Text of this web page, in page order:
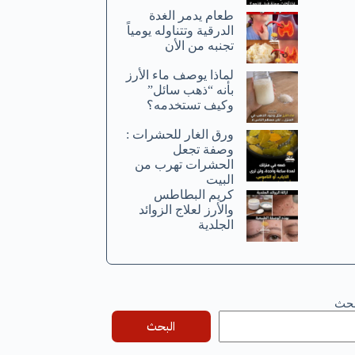
طعام يدمر الغدة
الدرقية وتتناوله يومياً
تجنبه من الأن
لماذا يوصف ماء الأرز
بأنه “ذهب سائل”
وكيف تستخدمه؟
ورق الغار للحشرات :
وصفة تجعل
الحشرات تهرب من
البيت
كريم البطاطس
والأرز لعلاج الزوائد
الجلدية
البحث